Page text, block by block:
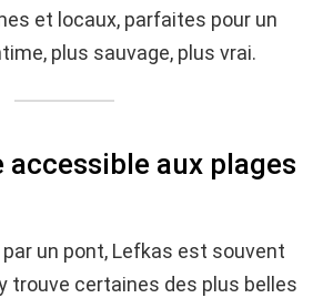
et locaux, parfaites pour un
plus sauvage, plus vrai.
accessible aux plages
un pont, Lefkas est souvent
trouve certaines des plus belles